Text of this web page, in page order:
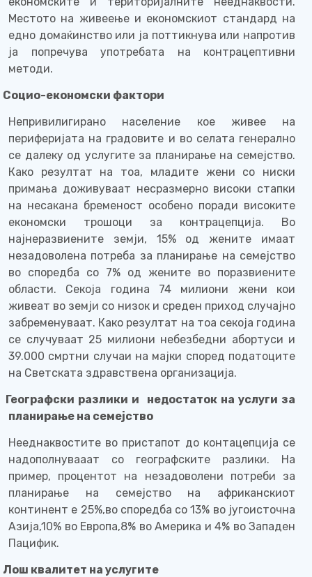
Местото на живеење и економскиот стандард на
едно домаќинство или ја поттикнува или напротив
ја попречува употребата на контрацептивни
методи.
Социо-економски фактори
Непривилигирано население кое живее на
периферијата на градовите и во селата генерално
се далеку од услугите за планирање на семејство.
Како резултат на тоа, младите жени со ниски
примања доживуваат несразмерно високи стапки
на несакана бременост особено поради високите
економски трошоци за контрацепција. Во
најнеразвиените земји, 15% од жените имаат
незадоволена потреба за планирање на семејство
во споредба со 7% од жените во поразвиените
области. Секоја година 74 милиони жени кои
живеат во земји со низок и среден приход случајно
забременуваат. Како резултат на тоа секоја година
се случуваат 25 милиони небезбедни абортуси и
39.000 смртни случаи на мајки според податоците
на Светската здравствена организација.
Географски разлики и
недостаток на услуги за
планирање на семејство
Нееднаквостите во пристапот до контацепција се
надополнувааат со географските разлики. На
пример, процентот на незадоволени потреби за
планирање на семејство на африканскиот
континент е 25%,во споредба со 13% во југоисточна
Азија,10% во Европа,8% во Америка и 4% во Западен
Пацифик.
Лош квалитет на услугите